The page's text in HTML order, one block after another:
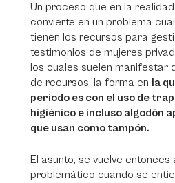
Un proceso que en la
convierte en un problema
tienen los recursos para
testimonios de mujeres
los cuales suelen manifestar
de recursos, la forma en la
periodo es con el uso de
higiénico e incluso algodón
que usan como tampón.
El asunto, se vuelve entonces
problemático cuando se